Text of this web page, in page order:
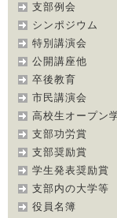
支部例会
シンポジウム
特別講演会
公開講座他
卒後教育
市民講演会
高校生オープン
支部功労賞
支部奨励賞
学生発表奨励賞
支部内の大学等
役員名簿